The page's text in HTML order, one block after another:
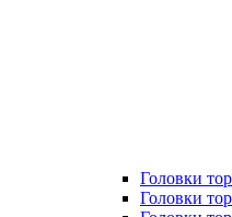
Головки
Головки